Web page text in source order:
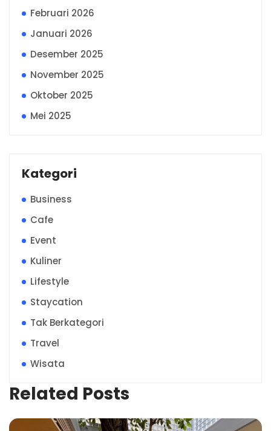
Februari 2026
Januari 2026
Desember 2025
November 2025
Oktober 2025
Mei 2025
Kategori
Business
Cafe
Event
Kuliner
Lifestyle
Staycation
Tak Berkategori
Travel
Wisata
Related Posts